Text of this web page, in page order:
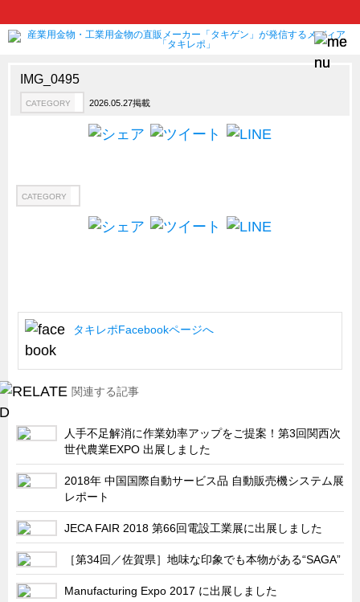
CATEGORY
新製品ロケットニュース
製品開発秘話
CFRP（炭素繊維強化プラスチック）
CATEGORY
SDGs配慮・脱炭素
省力化製品
配電盤・分電盤・キュービクル
医療・福祉・介護関連
ロボット・自動化装置関連
二次電池関連
EV・PHEV充電器関連
IMG_0495
CATEGORY 2026.05.27掲載
CATEGORY
タキレポFacebookページへ
関連する記事
人手不足解消に作業効率アップをご提案！第3回関西次
世代農業EXPO 出展しました
2018年 中国国際自動サービス品 自動販売機システム展
レポート
JECA FAIR 2018 第66回電設工業展に出展しました
［第34回／佐賀県］地味な印象でも本物がある“SAGA”
Manufacturing Expo 2017 に出展しました